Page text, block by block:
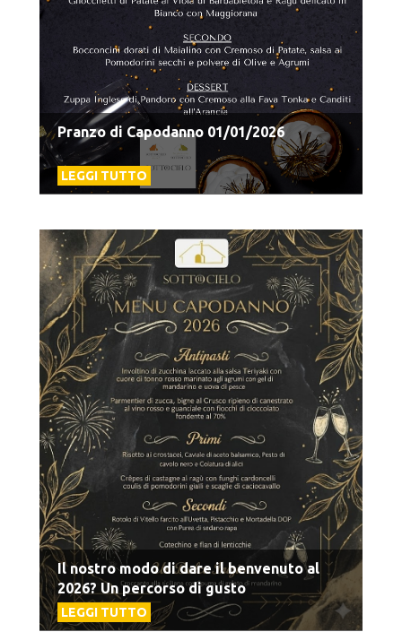
Pranzo di Capodanno 01/01/2026
LEGGI TUTTO
Il nostro modo di dare il benvenuto al
2026? Un percorso di gusto
LEGGI TUTTO